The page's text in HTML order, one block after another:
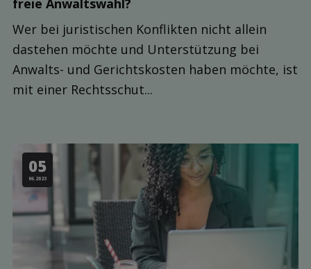
Wer bei juristischen Konflikten nicht allein
dastehen möchte und Unterstützung bei
Anwalts- und Gerichtskosten haben möchte, ist
mit einer Rechtsschut...
05
06.2023